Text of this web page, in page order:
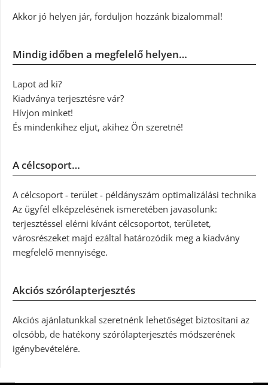
Akkor jó helyen jár, forduljon hozzánk bizalommal!
Mindig időben a megfelelő helyen…
Lapot ad ki?
Kiadványa terjesztésre vár?
Hívjon minket!
És mindenkihez eljut, akihez Ön szeretné!
A célcsoport…
A célcsoport - terület - példányszám optimalizálási technika
Az ügyfél elképzelésének ismeretében javasolunk:
terjesztéssel elérni kívánt célcsoportot, területet,
városrészeket majd ezáltal határozódik meg a kiadvány
megfelelő mennyisége.
Akciós szórólapterjesztés
Akciós ajánlatunkkal szeretnénk lehetőséget biztosítani az
olcsóbb, de hatékony szórólapterjesztés módszerének
igénybevételére.